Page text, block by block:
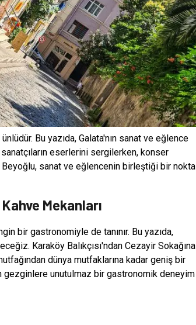
Bu yazıda, Galata'nın sanat ve eğlence
eserlerini sergilerken, konser
Beyoğlu, sanat ve eğlencenin birleştiği bir nokta
Mekanları
bir gastronomiyle de tanınır. Bu yazıda,
Karaköy Balıkçısı'ndan Cezayir Sokağına
dünya mutfaklarına kadar geniş bir
gezginlere unutulmaz bir gastronomik deneyim